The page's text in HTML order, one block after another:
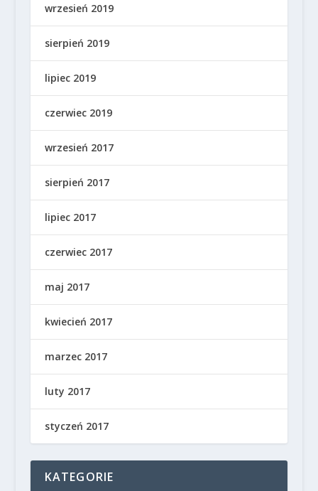
wrzesień 2019
sierpień 2019
lipiec 2019
czerwiec 2019
wrzesień 2017
sierpień 2017
lipiec 2017
czerwiec 2017
maj 2017
kwiecień 2017
marzec 2017
luty 2017
styczeń 2017
KATEGORIE